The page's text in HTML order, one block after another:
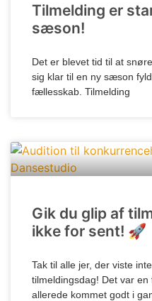
Tilmelding er
sæson!
Det er blevet tid til at
sig klar til en ny sæson
fællesskab. Tilmelding
Gik du glip af
ikke for sent! 🚀
Tak til alle jer, der viste
tilmeldingsdag! Det var
allerede kommet godt i